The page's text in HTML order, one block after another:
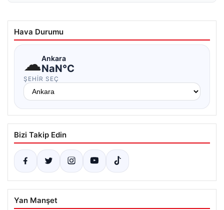
Hava Durumu
☁Ankara
NaN°C
ŞEHIR SEÇ
Bizi Takip Edin
Yan Manşet